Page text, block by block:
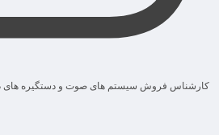
کارشناس فروش سیستم های صوت و دستگیره های دیجیتال :